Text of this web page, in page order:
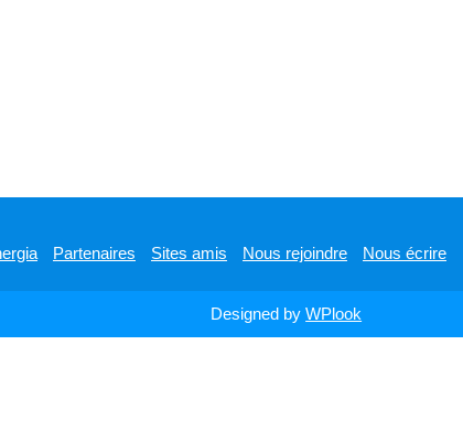
Partenaires Sites amis Nous rejoindre Nous écrire
Designed byWPlook